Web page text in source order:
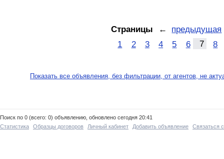
Страницы ← предыдущая
1
2 3 4 5 6 7 8
Показать все объявления, без фильтрации, от агентов, не
Поиск по 0 (всего: 0) объявлению, обновлено сегодня 20:41
Статистика
Образцы договоров Личный кабинет Добавить объявление Связаться